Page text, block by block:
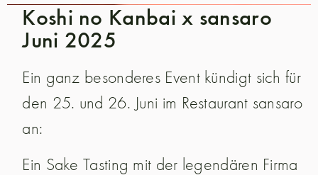
Koshi no Kanbai x sansaro
Juni 2025
Ein ganz besonderes Event kündigt sich für
den 25. und 26. Juni im Restaurant sansaro
an:
Ein Sake Tasting mit der legendären Firma